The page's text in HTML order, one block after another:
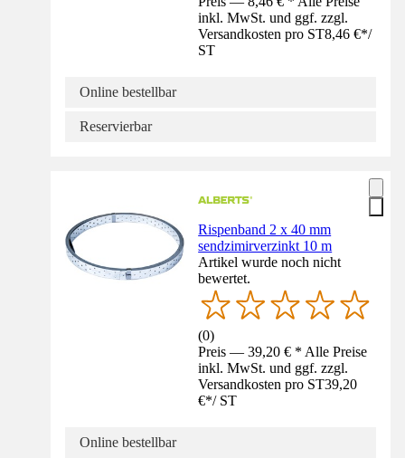
inkl. MwSt. und ggf. zzgl.
Versandkosten pro ST8,46 €*/
ST
Online bestellbar
Reservierbar
Rispenband 2 x 40 mm
sendzimirverzinkt 10 m
Artikel wurde noch nicht
bewertet.
(0)
Preis — 39,20 € * Alle Preise
inkl. MwSt. und ggf. zzgl.
Versandkosten pro ST39,20
€*/ ST
Online bestellbar